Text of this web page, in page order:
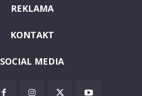
REKLAMA
KONTAKT
SOCIAL MEDIA